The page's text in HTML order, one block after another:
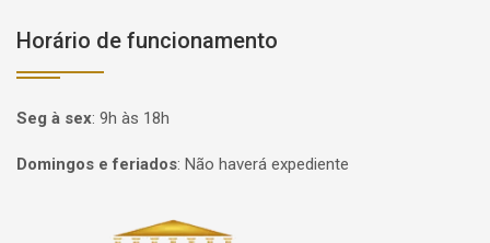
Horário de funcionamento
Seg à sex: 9h às 18h
Domingos e feriados: Não haverá expediente
Página inicial